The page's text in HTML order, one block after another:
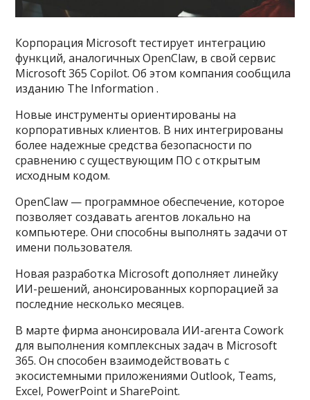
Корпорация Microsoft тестирует интеграцию
функций, аналогичных OpenClaw, в свой сервис
Microsoft 365 Copilot. Об этом компания сообщила
изданию The Information .
Новые инструменты ориентированы на
корпоративных клиентов. В них интегрированы
более надежные средства безопасности по
сравнению с существующим ПО с открытым
исходным кодом.
OpenClaw — программное обеспечение, которое
позволяет создавать агентов локально на
компьютере. Они способны выполнять задачи от
имени пользователя.
Новая разработка Microsoft дополняет линейку
ИИ-решений, анонсированных корпорацией за
последние несколько месяцев.
В марте фирма анонсировала ИИ-агента Cowork
для выполнения комплексных задач в Microsoft
365. Он способен взаимодействовать с
экосистемными приложениями Outlook, Teams,
Excel, PowerPoint и SharePoint.